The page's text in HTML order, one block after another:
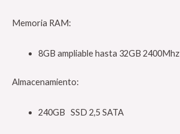
Memoria RAM:
8GB ampliable hasta 32GB 2400Mhz
Almacenamiento:
240GB SSD 2,5 SATA